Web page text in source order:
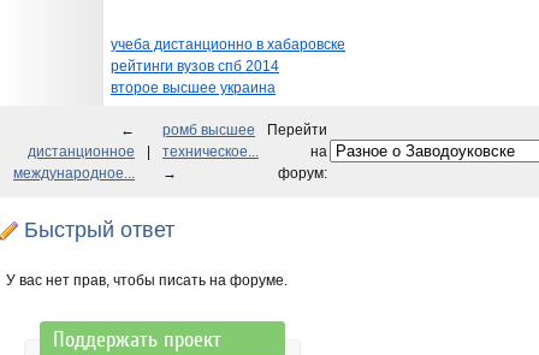
учеба дистанционно в хабаровске
рейтинги вузов спб 2014
второе высшее украина
←
дистанционное
международное...
ромб высшее
техническое...
→
Перейти
на
форум:
Быстрый ответ
У вас нет прав, чтобы писать на форуме.
Поддержать проект